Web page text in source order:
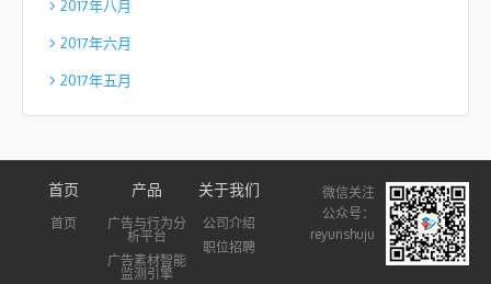
2017年八月
2017年六月
2017年五月
首页
首页
产品
广告与行为分
析平台
广告素材智能
监测引擎
关于我们
公司介绍
职位招聘
微信关注
公众号：
reyunshuju